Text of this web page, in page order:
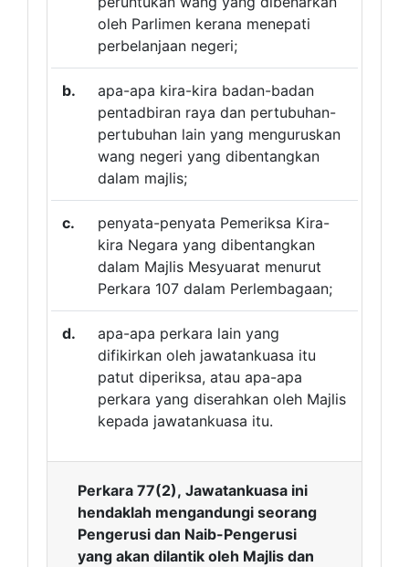
oleh Parlimen kerana menepati
perbelanjaan negeri;
b.
apa-apa kira-kira badan-badan
pentadbiran raya dan pertubuhan-
pertubuhan lain yang menguruskan
wang negeri yang dibentangkan
dalam majlis;
c.
penyata-penyata Pemeriksa Kira-
kira Negara yang dibentangkan
dalam Majlis Mesyuarat menurut
Perkara 107 dalam Perlembagaan;
d.
apa-apa perkara lain yang
difikirkan oleh jawatankuasa itu
patut diperiksa, atau apa-apa
perkara yang diserahkan oleh Majlis
kepada jawatankuasa itu.
Perkara 77(2), Jawatankuasa ini
hendaklah mengandungi seorang
Pengerusi dan Naib-Pengerusi
yang akan dilantik oleh Majlis dan